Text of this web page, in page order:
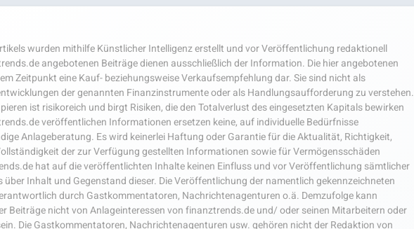
wurden mithilfe Künstlicher Intelligenz erstellt und vor Veröffentlichung redaktionell
angebotenen Beiträge dienen ausschließlich der Information. Die hier angebotenen
Zeitpunkt eine Kauf- beziehungsweise Verkaufsempfehlung dar. Sie sind nicht als
der genannten Finanzinstrumente oder als Handlungsaufforderung zu verstehen.
ist risikoreich und birgt Risiken, die den Totalverlust des eingesetzten Kapitals bewirken
veröffentlichen Informationen ersetzen keine, auf individuelle Bedürfnisse
Anlageberatung. Es wird keinerlei Haftung oder Garantie für die Aktualität, Richtigkeit,
der zur Verfügung gestellten Informationen sowie für Vermögensschäden
hat auf die veröffentlichten Inhalte keinen Einfluss und vor Veröffentlichung sämtlicher
über Inhalt und Gegenstand dieser. Die Veröffentlichung der namentlich gekennzeichneten
durch Gastkommentatoren, Nachrichtenagenturen o.ä. Demzufolge kann
Beiträge nicht von Anlageinteressen von finanztrends.de und/ oder seinen Mitarbeitern oder
Die Gastkommentatoren, Nachrichtenagenturen usw. gehören nicht der Redaktion von